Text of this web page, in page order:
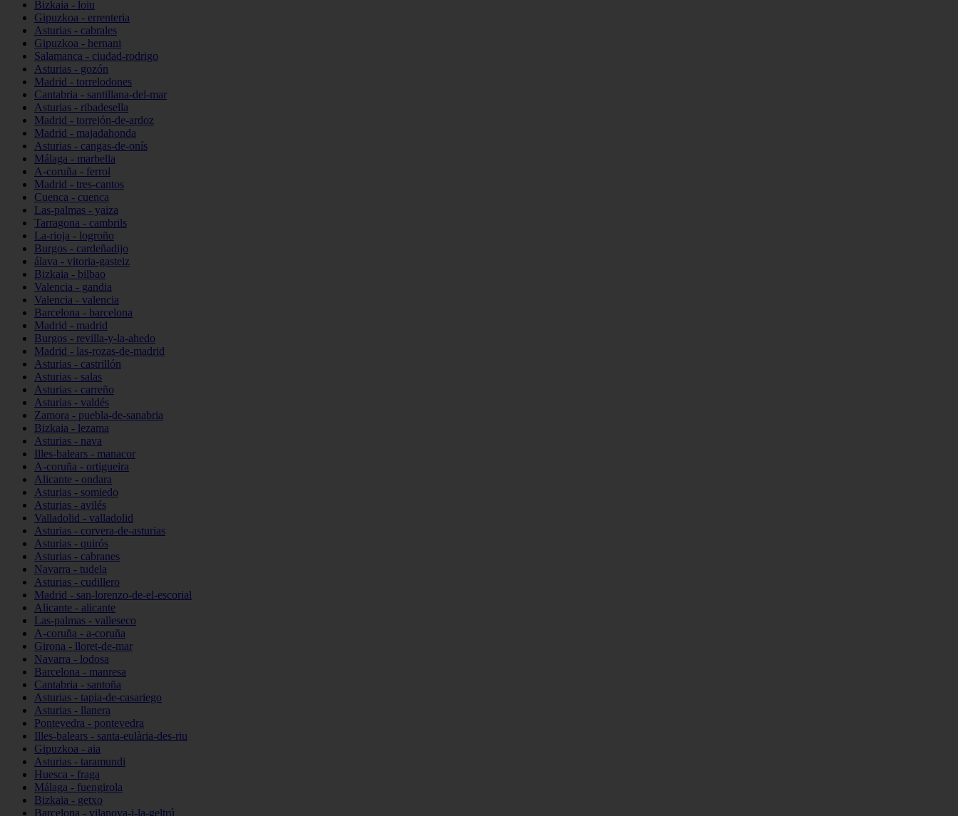
Bizkaia - loiu
Gipuzkoa - errenteria
Asturias - cabrales
Gipuzkoa - hernani
Salamanca - ciudad-rodrigo
Asturias - gozón
Madrid - torrelodones
Cantabria - santillana-del-mar
Asturias - ribadesella
Madrid - torrejón-de-ardoz
Madrid - majadahonda
Asturias - cangas-de-onís
Málaga - marbella
A-coruña - ferrol
Madrid - tres-cantos
Cuenca - cuenca
Las-palmas - yaiza
Tarragona - cambrils
La-rioja - logroño
Burgos - cardeñadijo
álava - vitoria-gasteiz
Bizkaia - bilbao
Valencia - gandia
Valencia - valencia
Barcelona - barcelona
Madrid - madrid
Burgos - revilla-y-la-ahedo
Madrid - las-rozas-de-madrid
Asturias - castrillón
Asturias - salas
Asturias - carreño
Asturias - valdés
Zamora - puebla-de-sanabria
Bizkaia - lezama
Asturias - nava
Illes-balears - manacor
A-coruña - ortigueira
Alicante - ondara
Asturias - somiedo
Asturias - avilés
Valladolid - valladolid
Asturias - corvera-de-asturias
Asturias - quirós
Asturias - cabranes
Navarra - tudela
Asturias - cudillero
Madrid - san-lorenzo-de-el-escorial
Alicante - alicante
Las-palmas - valleseco
A-coruña - a-coruña
Girona - lloret-de-mar
Navarra - lodosa
Barcelona - manresa
Cantabria - santoña
Asturias - tapia-de-casariego
Asturias - llanera
Pontevedra - pontevedra
Illes-balears - santa-eulària-des-riu
Gipuzkoa - aia
Asturias - taramundi
Huesca - fraga
Málaga - fuengirola
Bizkaia - getxo
Barcelona - vilanova-i-la-geltrú